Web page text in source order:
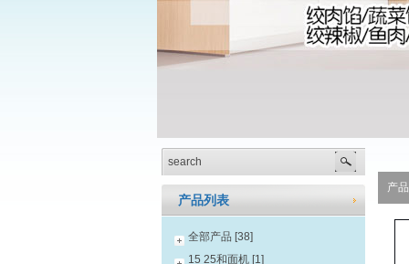
产品列表
全部产品 [38]
15 25和面机 [1]
产